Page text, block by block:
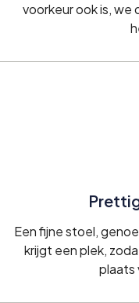
voorkeur ook is, we
Een fijne stoel,
krijgt een plek,
plaats